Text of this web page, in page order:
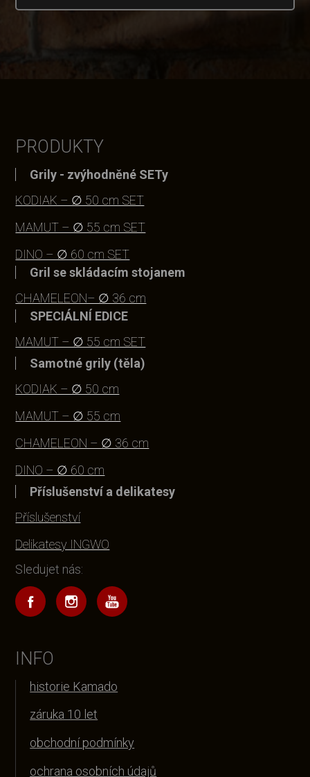
PRODUKTY
Grily - zvýhodněné SETy
KODIAK – ∅ 50 cm SET
MAMUT – ∅ 55 cm SET
DINO – ∅ 60 cm SET
Gril se skládacím stojanem
CHAMELEON– ∅ 36 cm
SPECIÁLNÍ EDICE
MAMUT – ∅ 55 cm SET
Samotné grily (těla)
KODIAK – ∅ 50 cm
MAMUT – ∅ 55 cm
CHAMELEON – ∅ 36 cm
DINO – ∅ 60 cm
Příslušenství a delikatesy
Příslušenství
Delikatesy INGWO
Sledujet nás:
INFO
historie Kamado
záruka 10 let
obchodní podmínky
ochrana osobních údajů